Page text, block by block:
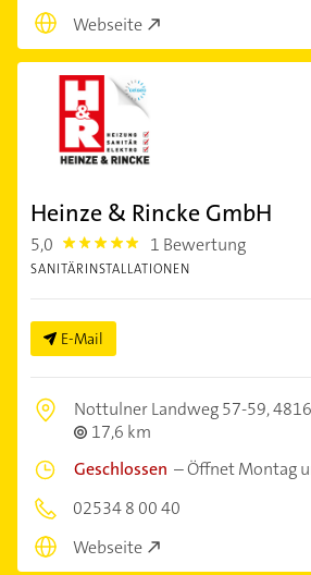
Webseite
Heinze & Rincke GmbH
5,0 5.0 1 Bewertung
SANITÄRINSTALLATIONEN
E-Mail
Nottulner Landweg 57-59,
17,6 km
Geschlossen –Öffnet Montag
02534 8 00 40
Webseite